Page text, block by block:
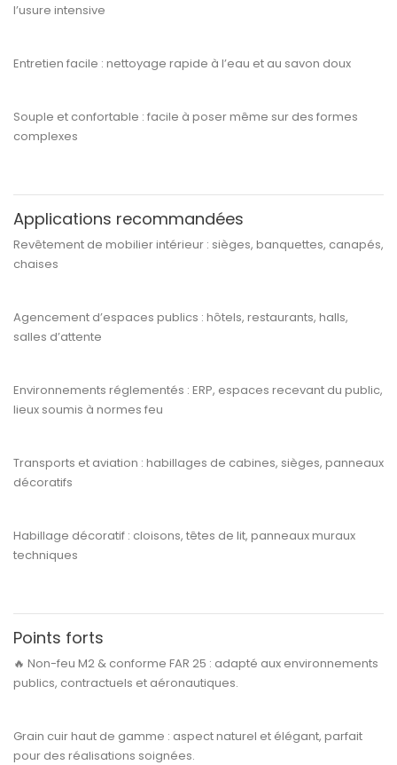
l’usure intensive
Entretien facile : nettoyage rapide à l’eau et au savon doux
Souple et confortable : facile à poser même sur des formes
complexes
Applications recommandées
Revêtement de mobilier intérieur : sièges, banquettes, canapés,
chaises
Agencement d’espaces publics : hôtels, restaurants, halls,
salles d’attente
Environnements réglementés : ERP, espaces recevant du public,
lieux soumis à normes feu
Transports et aviation : habillages de cabines, sièges, panneaux
décoratifs
Habillage décoratif : cloisons, têtes de lit, panneaux muraux
techniques
Points forts
🔥 Non-feu M2 & conforme FAR 25 : adapté aux environnements
publics, contractuels et aéronautiques.
Grain cuir haut de gamme : aspect naturel et élégant, parfait
pour des réalisations soignées.